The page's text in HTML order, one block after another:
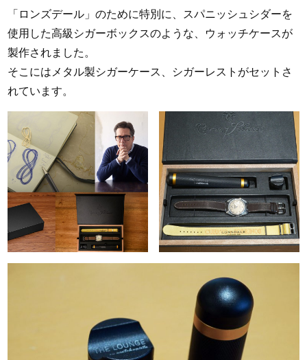
「ロンズデール」のために特別に、スパニッシュシダーを
使用した高級シガーボックスのような、ウォッチケースが
製作されました。
そこにはメタル製シガーケース、シガーレストがセットさ
れています。